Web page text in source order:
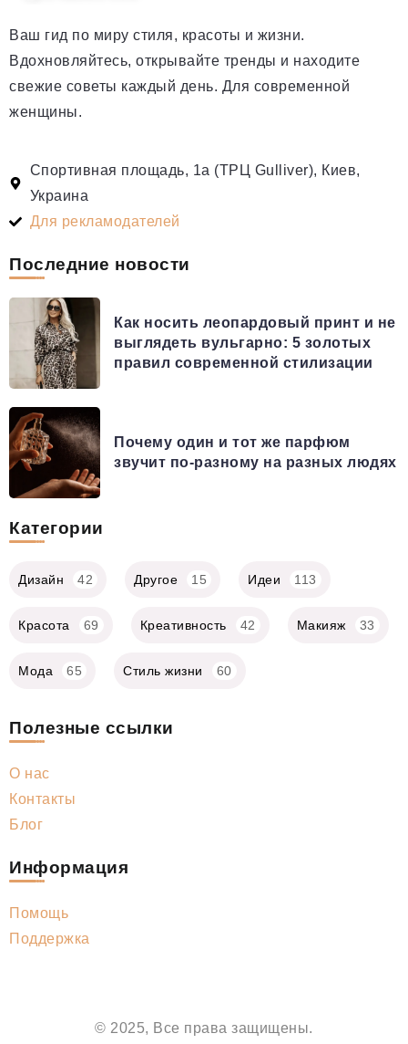
Ваш гид по миру стиля, красоты и жизни.
Вдохновляйтесь, открывайте тренды и находите
свежие советы каждый день. Для современной
женщины.
Спортивная площадь, 1а (ТРЦ Gulliver), Киев,
Украина
Для рекламодателей
Последние новости
Как носить леопардовый принт и не
выглядеть вульгарно: 5 золотых
правил современной стилизации
Почему один и тот же парфюм
звучит по-разному на разных людях
Категории
Дизайн 42 Другое 15 Идеи 113
Красота 69 Креативность 42 Макияж 33
Мода 65 Стиль жизни 60
Полезные ссылки
О нас
Контакты
Блог
Информация
Помощь
Поддержка
© 2025, Все права защищены.